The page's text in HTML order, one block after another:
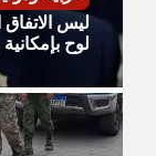
ليس
لوح